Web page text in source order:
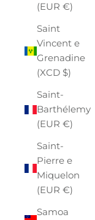
(EUR €)
Saint
Vincent e
Grenadine
(XCD $)
Saint-
Barthélemy
(EUR €)
Saint-
Pierre e
Miquelon
(EUR €)
Samoa